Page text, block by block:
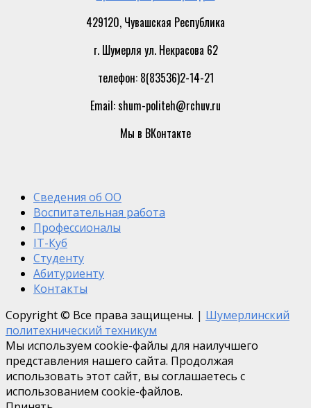
429120, Чувашская Республика
г. Шумерля ул. Некрасова 62
телефон: 8(83536)2-14-21
Email: shum-politeh@rchuv.ru
Мы в ВКонтакте
Сведения об ОО
Воспитательная работа
Профессионалы
IT-Куб
Студенту
Абитуриенту
Контакты
Copyright © Все права защищены. | Шумерлинский
политехнический техникум
Мы используем cookie-файлы для наилучшего
представления нашего сайта. Продолжая
использовать этот сайт, вы соглашаетесь с
использованием cookie-файлов.